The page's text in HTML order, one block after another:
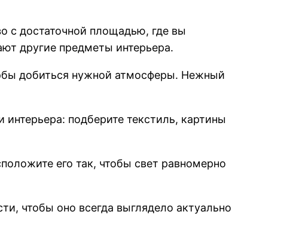
с достаточной площадью, где вы
другие предметы интерьера.
добиться нужной атмосферы. Нежный
подберите текстиль, картины
его так, чтобы свет равномерно
чтобы оно всегда выглядело актуально